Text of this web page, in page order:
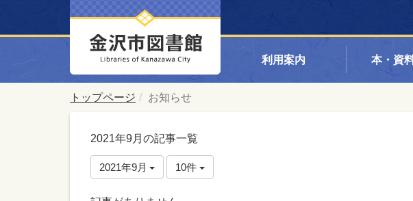
利用案内 本・資
トップページ お知らせ
2021年9月の記事一覧
2021年9月 10件